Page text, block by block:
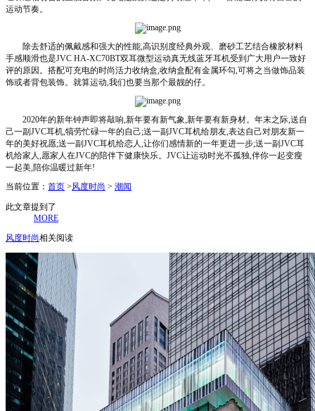
运动节奏。
除去舒适的佩戴感和强大的性能,高识别度经典外观、磨砂工艺结合橡胶材料
手感顺滑也是JVC HA-XC70BT双耳微型运动真无线蓝牙耳机受到广大用户一致好
评的原因。搭配可充电的时尚活力收纳盒,收纳盒配有金属环勾,可将之当做饰品装
饰或者背包装饰。就算运动,我们也要当那个最靓的仔。
2020年的新年钟声即将敲响,新年要有新气象,新年要有新身材。年末之际,送自
己一副JVC耳机,犒劳忙碌一年的自己;送一副JVC耳机给朋友,表达自己对朋友新一
年的美好祝愿;送一副JVC耳机给恋人,让你们感情新的一年更进一步;送一副JVC耳
机给家人,愿家人在JVC的陪伴下健康快乐。JVC让运动时光不孤独,伴你一起变瘦
一起美,陪你温暖过新年!
当前位置： 首页 >风度时尚 > 潮闻
此文章提到了
MORE
风度时尚相关阅读